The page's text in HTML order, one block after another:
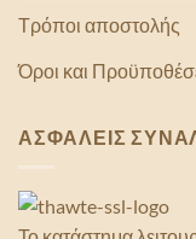
Τρόποι αποστολής
Όροι και
ΑΣΦΑΛΕΙΣ